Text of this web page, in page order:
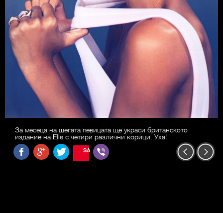
За месеца на шегата певицата ще украси британското
издание на Elle с четири различни корици. Уха!
SAVE